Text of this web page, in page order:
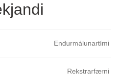
Endurmálunartími
Rekstrarfærni